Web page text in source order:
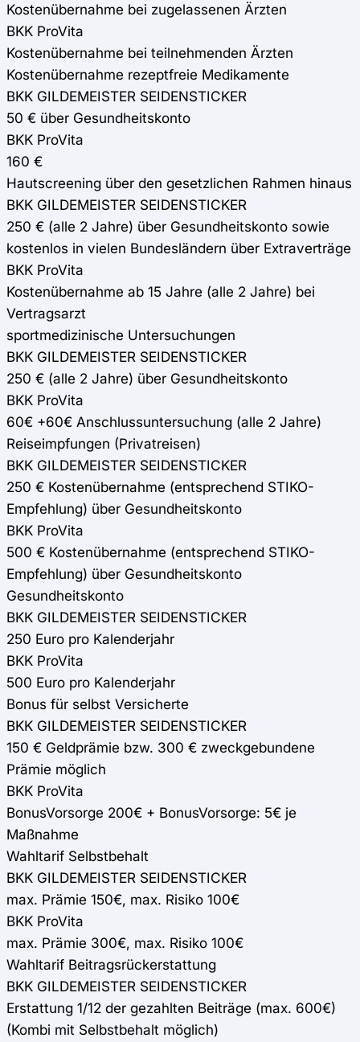
Kostenübernahme bei zugelassenen Ärzten
BKK ProVita
Kostenübernahme bei teilnehmenden Ärzten
Kostenübernahme rezeptfreie Medikamente
BKK GILDEMEISTER SEIDENSTICKER
50 € über Gesundheitskonto
BKK ProVita
160 €
Hautscreening über den gesetzlichen Rahmen hinaus
BKK GILDEMEISTER SEIDENSTICKER
250 € (alle 2 Jahre) über Gesundheitskonto sowie
kostenlos in vielen Bundesländern über Extraverträge
BKK ProVita
Kostenübernahme ab 15 Jahre (alle 2 Jahre) bei
Vertragsarzt
sportmedizinische Untersuchungen
BKK GILDEMEISTER SEIDENSTICKER
250 € (alle 2 Jahre) über Gesundheitskonto
BKK ProVita
60€ +60€ Anschlussuntersuchung (alle 2 Jahre)
Reiseimpfungen (Privatreisen)
BKK GILDEMEISTER SEIDENSTICKER
250 € Kostenübernahme (entsprechend STIKO-
Empfehlung) über Gesundheitskonto
BKK ProVita
500 € Kostenübernahme (entsprechend STIKO-
Empfehlung) über Gesundheitskonto
Gesundheitskonto
BKK GILDEMEISTER SEIDENSTICKER
250 Euro pro Kalenderjahr
BKK ProVita
500 Euro pro Kalenderjahr
Bonus für selbst Versicherte
BKK GILDEMEISTER SEIDENSTICKER
150 € Geldprämie bzw. 300 € zweckgebundene
Prämie möglich
BKK ProVita
BonusVorsorge 200€ + BonusVorsorge: 5€ je
Maßnahme
Wahltarif Selbstbehalt
BKK GILDEMEISTER SEIDENSTICKER
max. Prämie 150€, max. Risiko 100€
BKK ProVita
max. Prämie 300€, max. Risiko 100€
Wahltarif Beitragsrückerstattung
BKK GILDEMEISTER SEIDENSTICKER
Erstattung 1/12 der gezahlten Beiträge (max. 600€)
(Kombi mit Selbstbehalt möglich)